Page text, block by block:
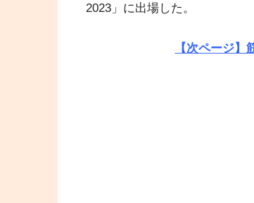
2023」に出場した。
【次ページ